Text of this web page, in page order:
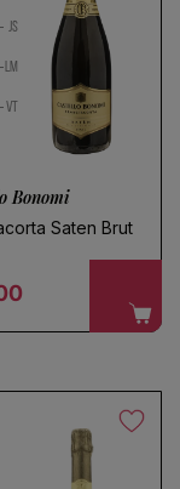
JS
LM
VT
Bonomi
Saten Brut
price